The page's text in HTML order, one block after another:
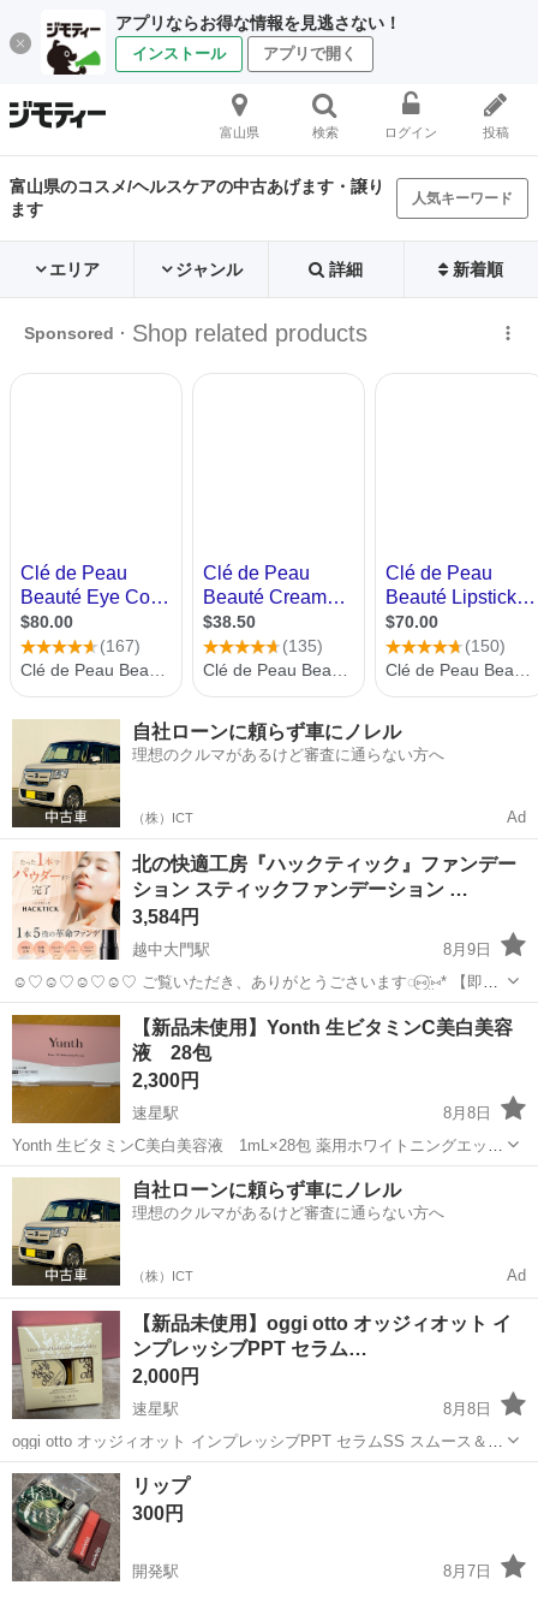
アプリならお得な情報を見逃さない！
インストール アプリで開く
富山県 検索 ログイン 投稿
富山県のコスメ/ヘルスケアの中古あげます・譲り
ます
人気キーワード
エリア ジャンル 詳細 新着順
自社ローンに頼らず車にノレル
理想のクルマがあるけど審査に通らない方へ
（株）ICT Ad
北の快適工房『ハックティック』ファンデー
ション スティックファンデーション …
3,584円
越中大門駅
8月9日
☺︎♡☺︎♡☺︎♡☺︎♡ ご覧いただき、ありがとうごさいます◌⑅⃝¨̮⑅* 【即購
入OK】 【内容量】約2ヵ月分 【1本でパウダーまで終わるファンデ】
ひと塗りで下地からパウダーまで完了！バームがとろけて肌に密着
し、パ...
富山 射水市 越中大門駅 メイクアップ
ファンデーション
【新品未使用】Yonth 生ビタミンC美白美容
液 28包
2,300円
速星駅
8月8日
Yonth 生ビタミンC美白美容液 1mL×28包 薬用ホワイトニングエッセ
ンスPVC a 新品未使用です。 2026年8月届いたものです。 受け渡しは
平日お昼〜夕方、 場所は公園で直接現金手渡しでお願いします。 ご
不...
富山 富山市 速星駅 スキンケア
自社ローンに頼らず車にノレル
理想のクルマがあるけど審査に通らない方へ
（株）ICT Ad
【新品未使用】oggi otto オッジィオット イ
ンプレッシブPPT セラム…
2,000円
速星駅
8月8日
oggi otto オッジィオット インプレッシブPPT セラムSS スムース＆セ
ラムマスクSM スムース トライアルセット（50ml＋25g） 製造販売
富山 富山市 速星駅
リップ
300円
開発駅
8月7日